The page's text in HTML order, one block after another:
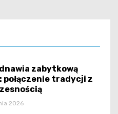
zabytkową
połączenie tradycji z
2026